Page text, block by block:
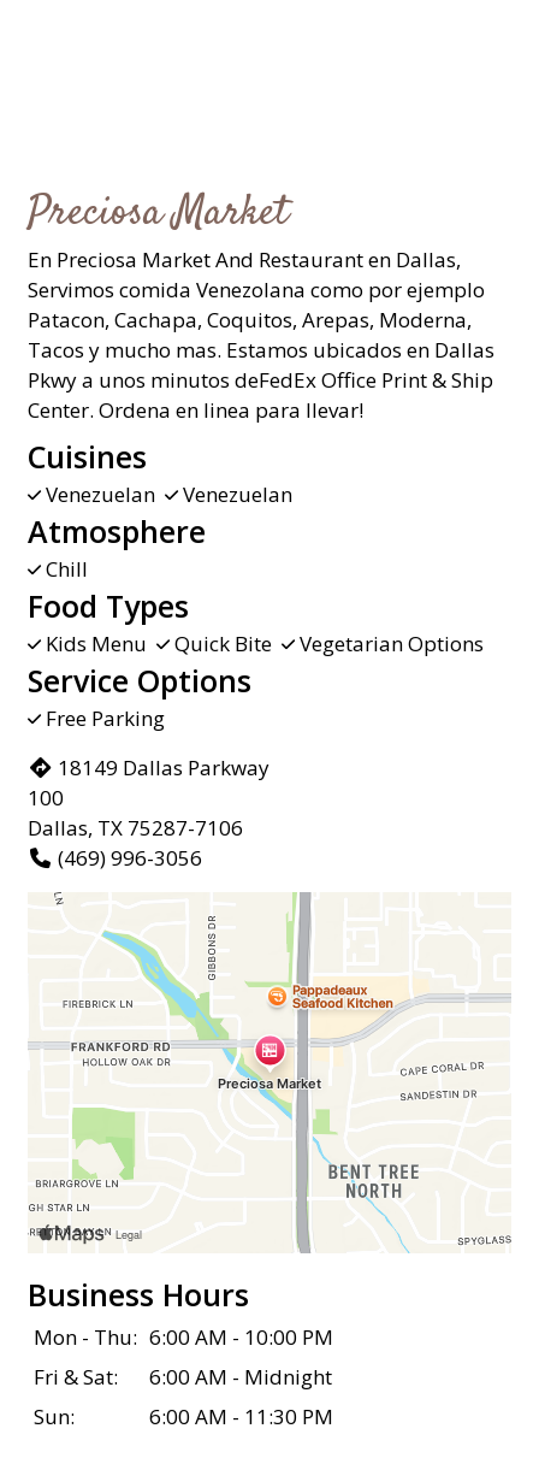
Preciosa Market
En Preciosa Market And Restaurant en Dallas,
Servimos comida Venezolana como por ejemplo
Patacon, Cachapa, Coquitos, Arepas, Moderna,
Tacos y mucho mas. Estamos ubicados en Dallas
Pkwy a unos minutos deFedEx Office Print & Ship
Center. Ordena en linea para llevar!
Cuisines
Venezuelan Venezuelan
Atmosphere
Chill
Food Types
Kids Menu Quick Bite Vegetarian Options
Service Options
Free Parking
18149 Dallas Parkway
100
Dallas, TX 75287-7106
(469) 996-3056
Business Hours
Mon - Thu: 6:00 AM - 10:00 PM
Fri & Sat:
6:00 AM - Midnight
Sun:
6:00 AM - 11:30 PM